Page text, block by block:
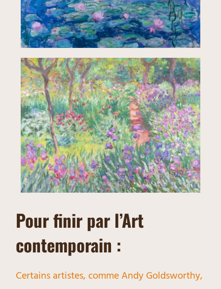
Pour finir par l’Art
contemporain :
Certains artistes, comme Andy Goldsworthy,